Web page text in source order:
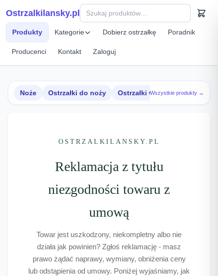
Ostrzalkilansky.pl
Produkty Kategorie Dobierz ostrzałkę Poradnik
Producenci Kontakt Zaloguj
Noże Ostrzałki do noży Ostrzałki w zestawach
Wszystkie produkty →
OSTRZALKILANSKY.PL
Reklamacja z tytułu
niezgodności towaru z
umową
Towar jest uszkodzony, niekompletny albo nie
działa jak powinien? Zgłoś reklamację - masz
prawo żądać naprawy, wymiany, obniżenia ceny
lub odstąpienia od umowy. Poniżej wyjaśniamy, jak
Szybki podgląd produktu